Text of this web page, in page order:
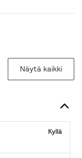
Näytä kaikki
Kyllä